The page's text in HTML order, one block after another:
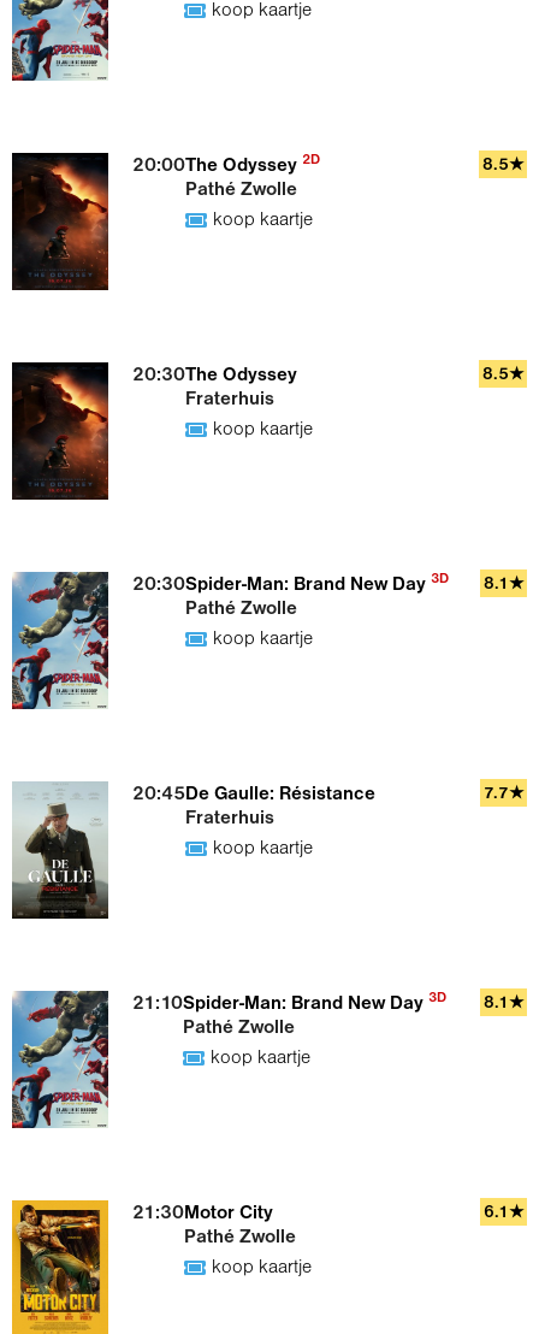
koop kaartje
20:00 8.5★
The Odyssey 2D
Pathé Zwolle
koop kaartje
20:30 8.5★
The Odyssey
Fraterhuis
koop kaartje
20:30 8.1★
Spider-Man: Brand New Day 3D
Pathé Zwolle
koop kaartje
20:45 7.7★
De Gaulle: Résistance
Fraterhuis
koop kaartje
21:10 8.1★
Spider-Man: Brand New Day 3D
Pathé Zwolle
koop kaartje
21:30 6.1★
Motor City
Pathé Zwolle
koop kaartje